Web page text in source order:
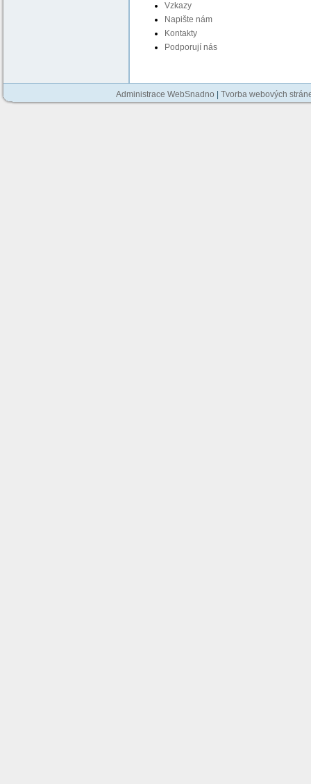
Vzkazy
Napište nám
Kontakty
Podporují nás
Administrace WebSnadno |Tvorba webových